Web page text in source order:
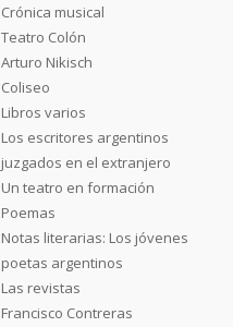
Crónica musical
Teatro Colón
Arturo Nikisch
Coliseo
Libros varios
Los escritores argentinos
juzgados en el extranjero
Un teatro en formación
Poemas
Notas literarias: Los jóvenes
poetas argentinos
Las revistas
Francisco Contreras